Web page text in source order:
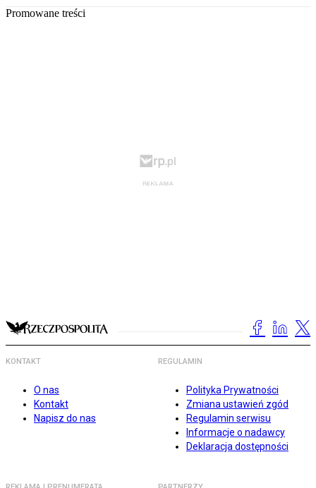
Promowane treści
KONTAKT
O nas
Kontakt
Napisz do nas
REGULAMIN
Polityka Prywatności
Zmiana ustawień zgód
Regulamin serwisu
Informacje o nadawcy
Deklaracja dostępności